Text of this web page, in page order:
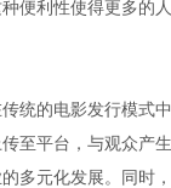
便利性使得更多的
统的电影发行模式
至平台，与观众产
多元化发展。同时